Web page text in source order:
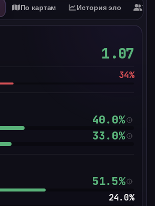
По картам История эло
1.07
34%
40.0%
33.0%
51.5%
24.0%